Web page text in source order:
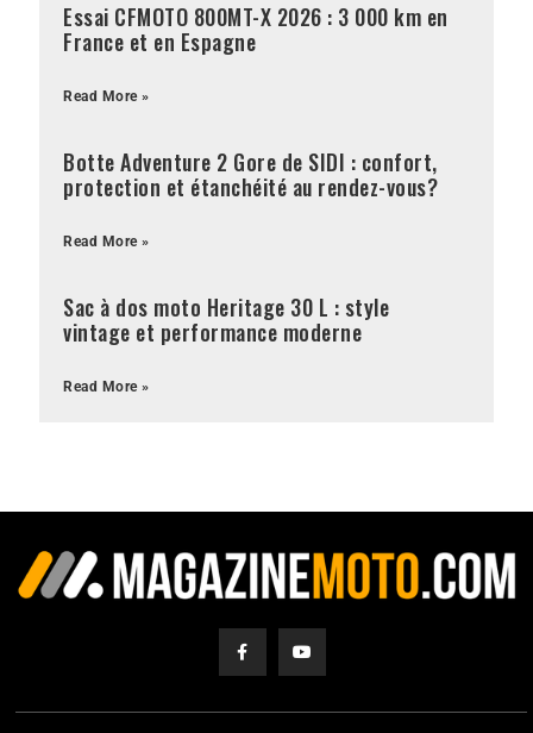
Essai CFMOTO 800MT-X 2026 : 3 000 km en
France et en Espagne
Read More »
Botte Adventure 2 Gore de SIDI : confort,
protection et étanchéité au rendez-vous?
Read More »
Sac à dos moto Heritage 30 L : style
vintage et performance moderne
Read More »